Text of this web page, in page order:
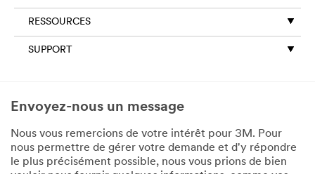
RESSOURCES
SUPPORT
Envoyez-nous un message
Nous vous remercions de votre intérêt pour 3M. Pour
nous permettre de gérer votre demande et d'y répondre
le plus précisément possible, nous vous prions de bien